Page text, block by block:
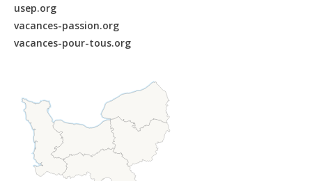
usep.org
vacances-passion.org
vacances-pour-tous.org